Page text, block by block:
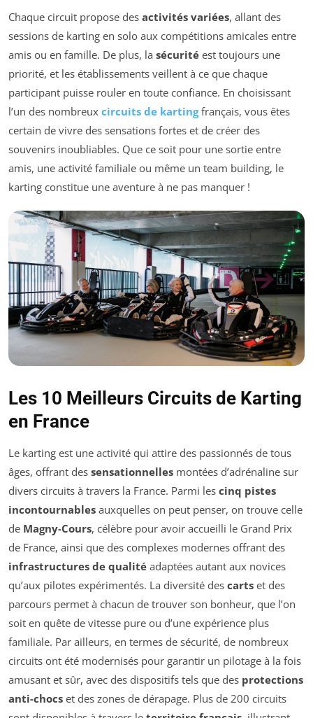
Chaque circuit propose des activités variées, allant des
sessions de karting en solo aux compétitions amicales entre
amis ou en famille. De plus, la sécurité est toujours une
priorité, et les établissements veillent à ce que chaque
participant puisse rouler en toute confiance. En choisissant
l’un des nombreux circuits de kartingfrançais, vous êtes
certain de vivre des sensations fortes et de créer des
souvenirs inoubliables. Que ce soit pour une sortie entre
amis, une activité familiale ou même un team building, le
karting constitue une aventure à ne pas manquer !
Les 10 Meilleurs Circuits de Karting
en France
Le karting est une activité qui attire des passionnés de tous
âges, offrant des sensationnelles montées d’adrénaline sur
divers circuits à travers la France. Parmi les cinq pistes
incontournables auxquelles on peut penser, on trouve celle
de Magny-Cours, célèbre pour avoir accueilli le Grand Prix
de France, ainsi que des complexes modernes offrant des
infrastructures de qualité adaptées autant aux novices
qu’aux pilotes expérimentés. La diversité des carts et des
parcours permet à chacun de trouver son bonheur, que l’on
soit en quête de vitesse pure ou d’une expérience plus
familiale. Par ailleurs, en termes de sécurité, de nombreux
circuits ont été modernisés pour garantir un pilotage à la fois
amusant et sûr, avec des dispositifs tels que des protections
anti-chocs et des zones de dérapage. Plus de 200 circuits